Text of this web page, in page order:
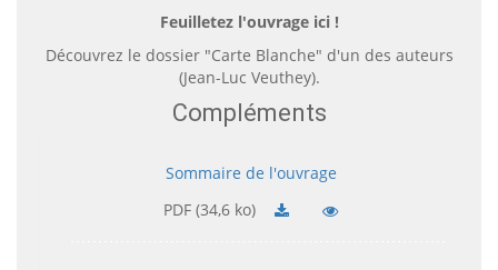
Feuilletez l'ouvrage ici !
Découvrez le dossier "Carte Blanche" d'un des auteurs
(Jean-Luc Veuthey).
Compléments
Sommaire de l'ouvrage
PDF (34,6 ko)